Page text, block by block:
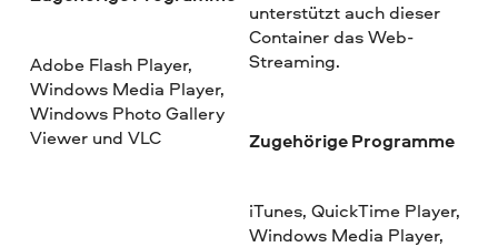
Adobe Flash Player,
Windows Media Player,
Windows Photo Gallery
Viewer und VLC
unterstützt auch dieser
Container das Web-
Streaming.
Zugehörige Programme
iTunes, QuickTime Player,
Windows Media Player,